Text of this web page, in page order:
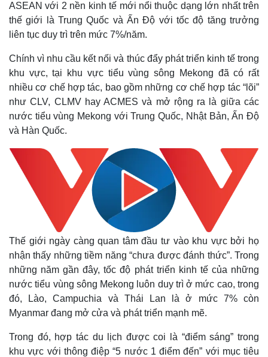
Thế giới
Quan sát
Hồ sơ
Multimedia
E-Magazine
Infographic
ASEAN với 2 nền kinh tế mới nổi thuộc dạng lớn nhất trên
thế giới là Trung Quốc và Ấn Độ với tốc độ tăng trưởng
liên tục duy trì trên mức 7%/năm.
Chính vì nhu cầu kết nối và thúc đẩy phát triển kinh tế trong
khu vực, tại khu vực tiểu vùng sông Mekong đã có rất
nhiều cơ chế hợp tác, bao gồm những cơ chế hợp tác “lõi”
như CLV, CLMV hay ACMES và mở rộng ra là giữa các
nước tiểu vùng Mekong với Trung Quốc, Nhật Bản, Ấn Độ
và Hàn Quốc.
Thế giới ngày càng quan tâm đầu tư vào khu vực bởi họ
nhận thấy những tiềm năng “chưa được đánh thức”. Trong
những năm gần đây, tốc độ phát triển kinh tế của những
nước tiểu vùng sông Mekong luôn duy trì ở mức cao, trong
đó, Lào, Campuchia và Thái Lan là ở mức 7% còn
Myanmar đang mở cửa và phát triển mạnh mẽ.
Trong đó, hợp tác du lịch được coi là “điểm sáng” trong
khu vực với thông điệp “5 nước 1 điểm đến” với mục tiêu